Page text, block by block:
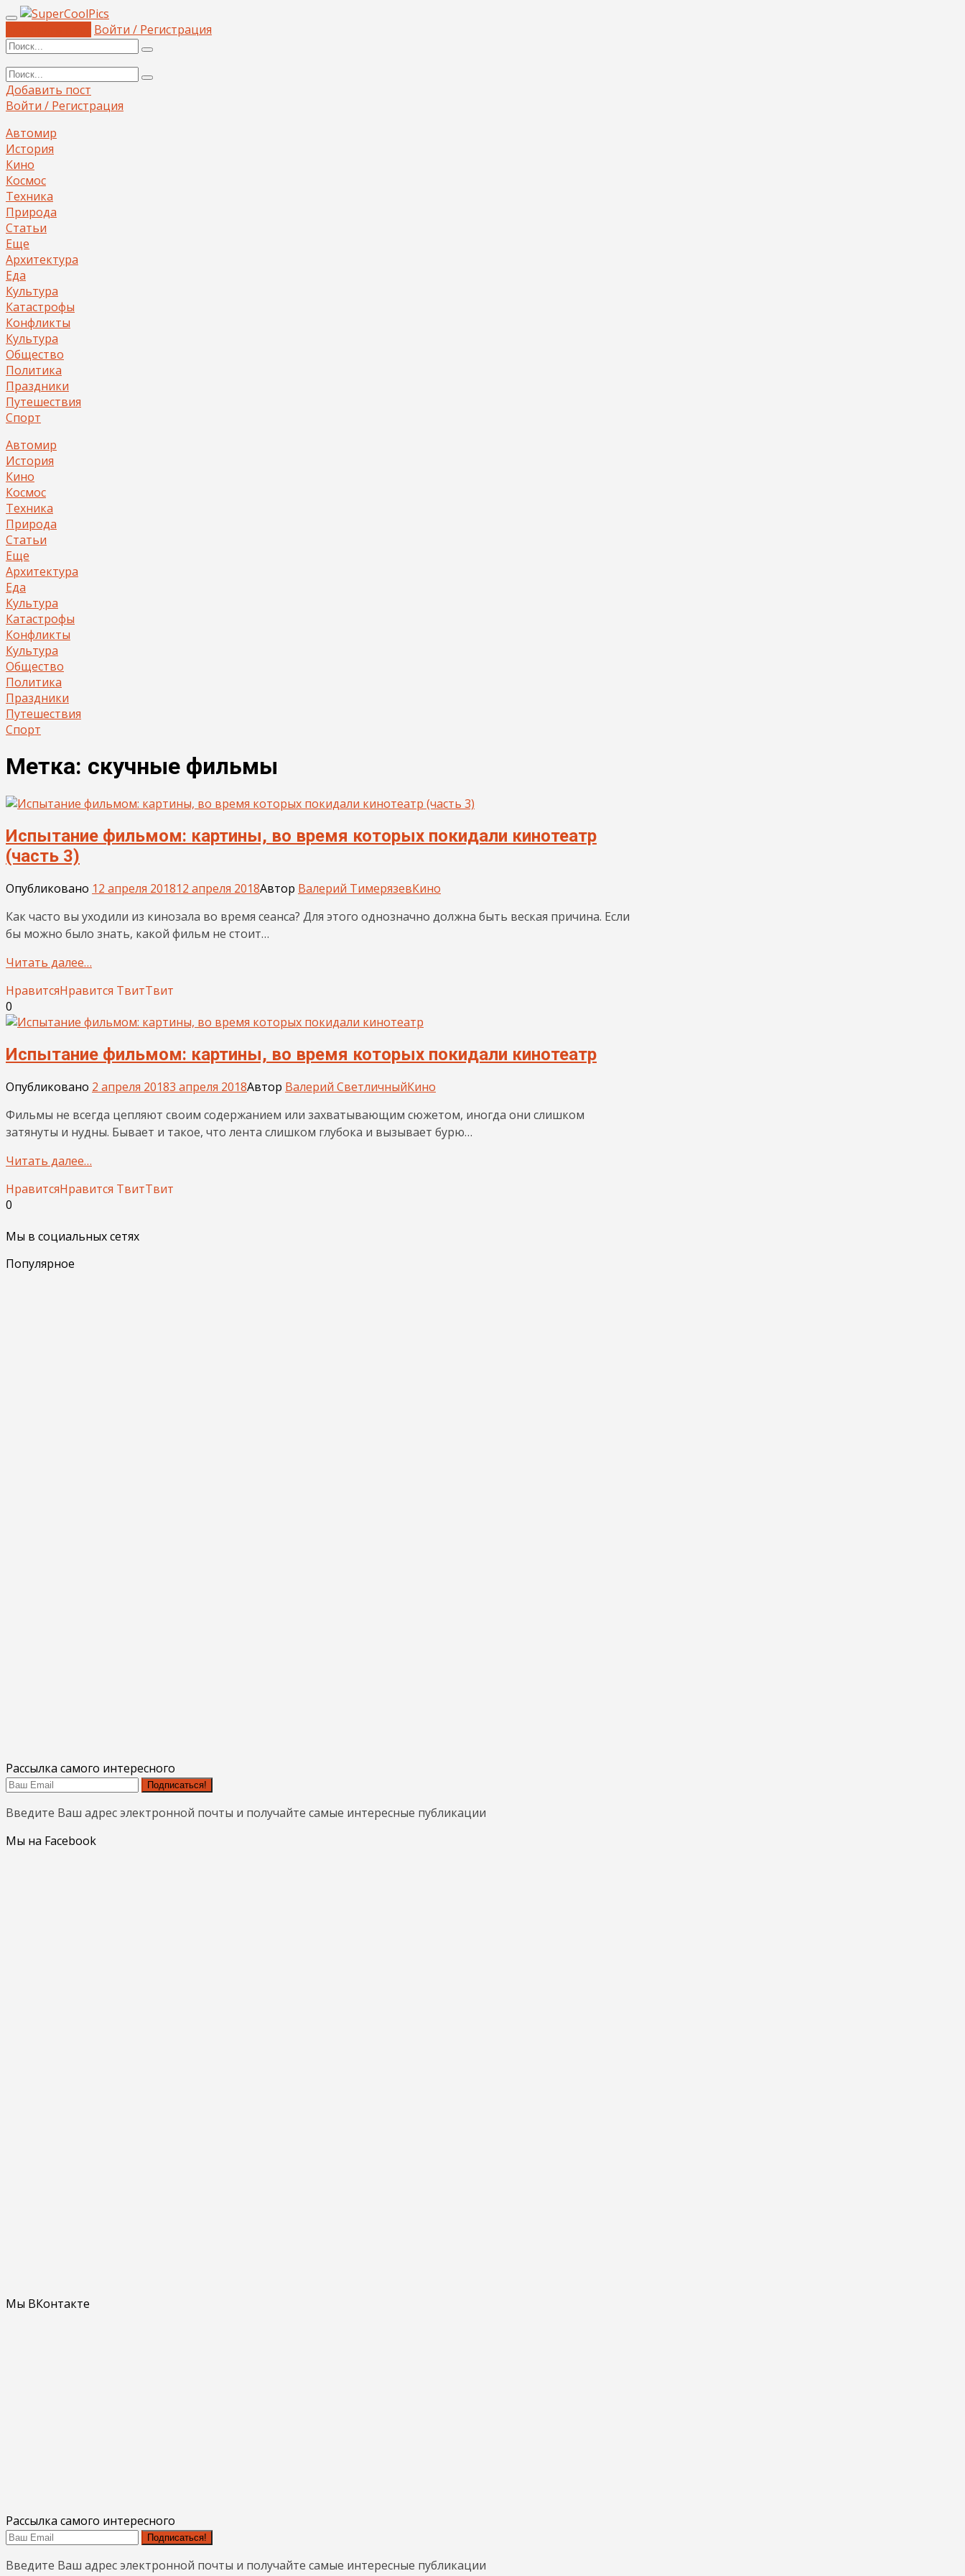
Войти / Регистрация
Добавить пост
Войти / Регистрация
Автомир
История
Кино
Космос
Техника
Природа
Статьи
Еще
Архитектура
Еда
Культура
Катастрофы
Конфликты
Культура
Общество
Политика
Праздники
Путешествия
Спорт
Автомир
История
Кино
Космос
Техника
Природа
Статьи
Еще
Архитектура
Еда
Культура
Катастрофы
Конфликты
Культура
Общество
Политика
Праздники
Путешествия
Спорт
Метка: скучные фильмы
Испытание фильмом: картины, во время которых покидали кинотеатр
(часть 3)
Опубликовано 12 апреля 201812 апреля 2018Автор Валерий ТимерязевКино
Как часто вы уходили из кинозала во время сеанса? Для этого однозначно должна быть веская причина. Если
бы можно было знать, какой фильм не стоит…
Читать далее…
НравитсяНравится ТвитТвит
0
Испытание фильмом: картины, во время которых покидали кинотеатр
Опубликовано 2 апреля 20183 апреля 2018Автор Валерий СветличныйКино
Фильмы не всегда цепляют своим содержанием или захватывающим сюжетом, иногда они слишком
затянуты и нудны. Бывает и такое, что лента слишком глубока и вызывает бурю…
Читать далее…
НравитсяНравится ТвитТвит
0
Мы в социальных сетях
Популярное
Рассылка самого интересного
Подписаться!
Введите Ваш адрес электронной почты и получайте самые интересные публикации
Мы на Facebook
Мы ВКонтакте
Рассылка самого интересного
Подписаться!
Введите Ваш адрес электронной почты и получайте самые интересные публикации